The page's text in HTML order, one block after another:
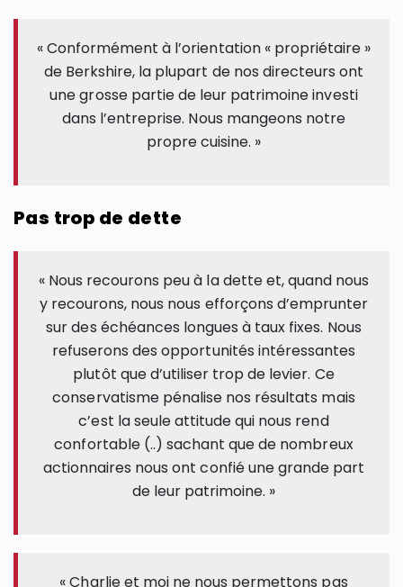
« Conformément à l’orientation « propriétaire »
de Berkshire, la plupart de nos directeurs ont
une grosse partie de leur patrimoine investi
dans l’entreprise. Nous mangeons notre
propre cuisine. »
Pas trop de dette
« Nous recourons peu à la dette et, quand nous
y recourons, nous nous efforçons d’emprunter
sur des échéances longues à taux fixes. Nous
refuserons des opportunités intéressantes
plutôt que d’utiliser trop de levier. Ce
conservatisme pénalise nos résultats mais
c’est la seule attitude qui nous rend
confortable (..) sachant que de nombreux
actionnaires nous ont confié une grande part
de leur patrimoine. »
« Charlie et moi ne nous permettons pas